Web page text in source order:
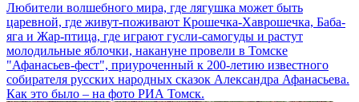
Любители волшебного мира, где лягушка может быть
царевной, где живут-поживают Крошечка-Хаврошечка, Баба-
яга и Жар-птица, где играют гусли-самогуды и растут
молодильные яблочки, накануне провели в Томске
"Афанасьев-фест", приуроченный к 200-летию известного
собирателя русских народных сказок Александра Афанасьева.
Как это было – на фото РИА Томск.